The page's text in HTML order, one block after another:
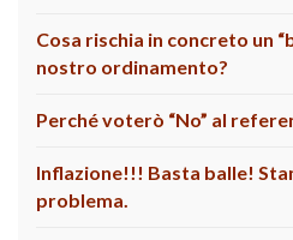
Cosa rischia in concreto un
nostro ordinamento?
Perché voterò “No” al
Inflazione!!! Basta balle!
problema.